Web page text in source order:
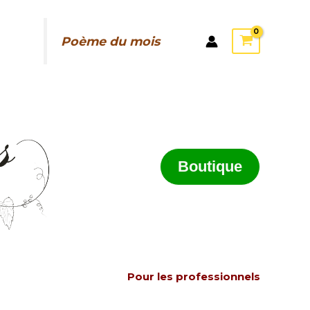
Poème du mois
Boutique
Pour les professionnels